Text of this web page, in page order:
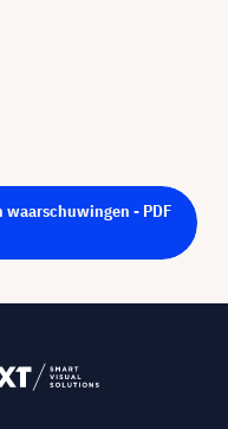
- PDF